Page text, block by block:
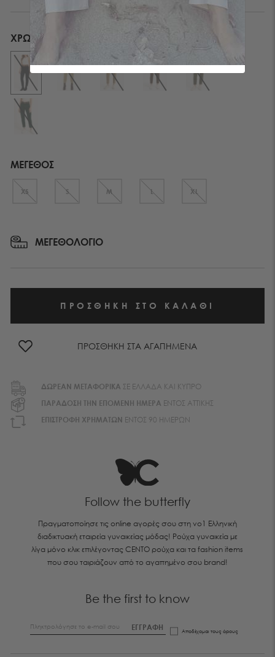
ΧΡΏΜΑ
ΜΕΓΕΘΟΣ
XS S M L XL
ΜΕΓΕΘΟΛΟΓΙΟ
ΠΡΟΣΘΗΚΗ ΣΤΑ ΑΓΑΠΗΜΕΝΑ
ΔΩΡΕΑΝ ΜΕΤΑΦΟΡΙΚA ΣΕ ΕΛΛΑΔΑ ΚΑΙ ΚΥΠΡΟ
ΠΑΡΑΔΟΣΗ ΤΗΝ ΕΠΟΜΕΝΗ ΗΜΕΡΑ ΕΝΤΟΣ ΑΤΤΙΚΗΣ
EΠΙΣΤΡΟΦΗ ΧΡΗΜΑΤΩΝ ΕΝΤΟΣ 90 ΗΜΕΡΩΝ
Follow the butterfly
Πραγματοποίησε τις online αγορές σου στη νο1 Ελληνική
διαδικτυακή εταιρεία γυναικείας μόδας! Ρούχα γυναικεία με
λίγα μόνο κλικ επιλέγοντας CENTO ρούχα και τα fashion items
που σου ταιριάζουν από το αγαπημένο σου brand!
Be the first to know
ΕΓΓΡΑΦΗ Αποδέχομαι τους όρους